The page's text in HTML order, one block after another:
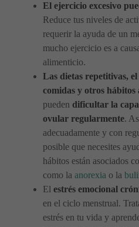
El ejercicio excesivo
Reduce tus niveles de
requerir la ayuda de un
mucho ejercicio es a
alimenticio.
Las dietas repetitivas,
comidas y otros hábitos
pueden dificultar la
ovular regularmente.
adecuadamente y con
posible que necesites
hábitos están asociados
como la anorexia o la
El estrés emocional
en el ciclo menstrual.
estrés en tu vida y